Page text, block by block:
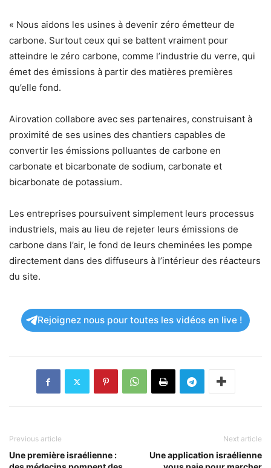
« Nous aidons les usines à devenir zéro émetteur de
carbone. Surtout ceux qui se battent vraiment pour
atteindre le zéro carbone, comme l’industrie du verre, qui
émet des émissions à partir des matières premières
qu’elle fond.
Airovation collabore avec ses partenaires, construisant à
proximité de ses usines des chantiers capables de
convertir les émissions polluantes de carbone en
carbonate et bicarbonate de sodium, carbonate et
bicarbonate de potassium.
Les entreprises poursuivent simplement leurs processus
industriels, mais au lieu de rejeter leurs émissions de
carbone dans l’air, le fond de leurs cheminées les pompe
directement dans des diffuseurs à l’intérieur des réacteurs
du site.
Rejoignez nous pour toutes les vidéos en live !
Previous article
Une première israélienne :
Next article
Une application israélienne